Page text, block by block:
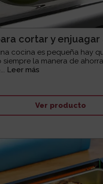
cortar y
cocina es pequeña hay
siempre la manera de
Leer más
Ver producto